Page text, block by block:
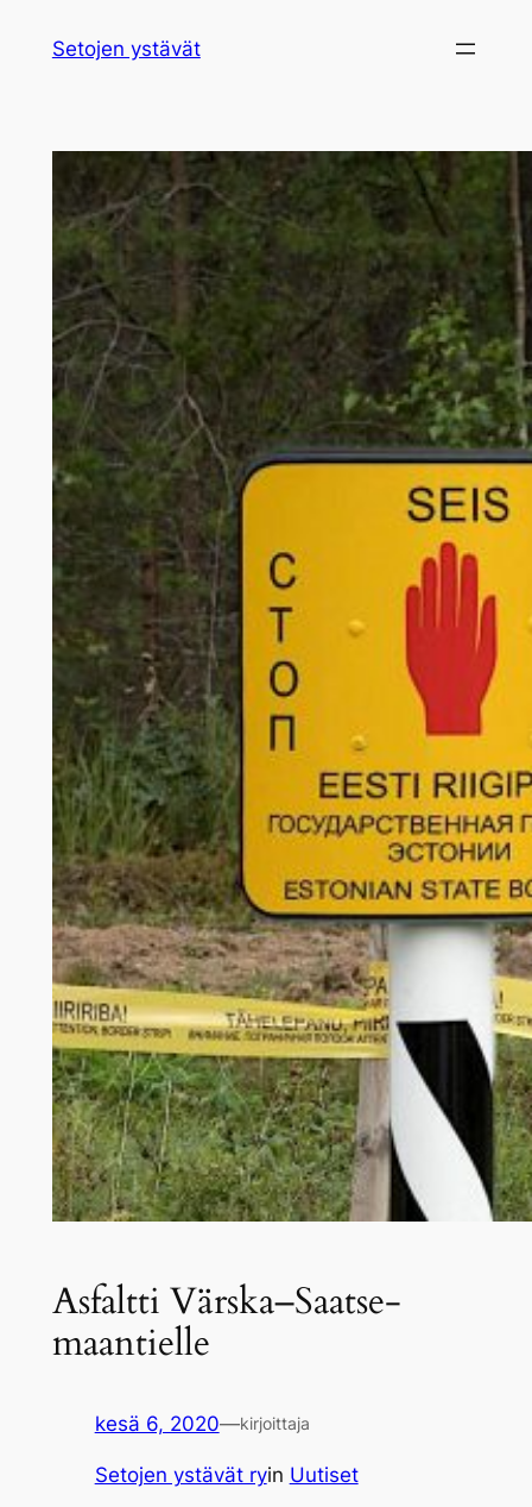
sisältöön
Setojen ystävät
Asfaltti Värska–Saatse-
maantielle
kesä 6, 2020—kirjoittaja
Setojen ystävät ryin Uutiset